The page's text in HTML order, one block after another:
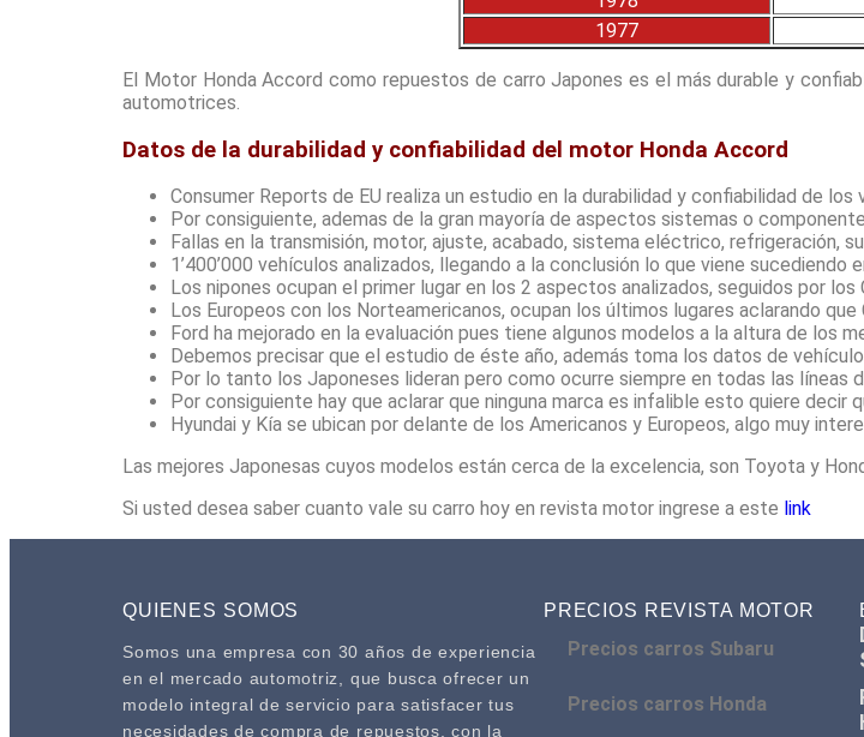
1977
El Motor Honda Accord como repuestos de carro Japones es el más durable y
automotrices.
Datos de la durabilidad y confiabilidad del motor Honda Accord
Consumer Reports de EU realiza un estudio en la durabilidad y confiabilidad de
Por consiguiente, ademas de la gran mayoría de aspectos sistemas o
Fallas en la transmisión, motor, ajuste, acabado, sistema eléctrico, refrigeración,
1’400’000 vehículos analizados, llegando a la conclusión lo que viene sucediendo
Los nipones ocupan el primer lugar en los 2 aspectos analizados, seguidos por los
Los Europeos con los Norteamericanos, ocupan los últimos lugares aclarando
Ford ha mejorado en la evaluación pues tiene algunos modelos a la altura de los
Debemos precisar que el estudio de éste año, además toma los datos de
Por lo tanto los Japoneses lideran pero como ocurre siempre en todas las líneas
Por consiguiente hay que aclarar que ninguna marca es infalible esto quiere decir
Hyundai y Kía se ubican por delante de los Americanos y Europeos, algo muy
Las mejores Japonesas cuyos modelos están cerca de la excelencia, son Toyota y
Si usted desea saber cuanto vale su carro hoy en revista motor ingrese a este link
QUIENES SOMOS
Somos una empresa con 30 años de experiencia
en el mercado automotriz, que busca ofrecer un
modelo integral de servicio para satisfacer tus
necesidades de compra de repuestos, con la
PRECIOS REVISTA MOTOR
Precios carros Subaru
Precios carros Honda